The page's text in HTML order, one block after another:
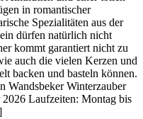
in romantischer
Spezialitäten aus der
dürfen natürlich nicht
kommt garantiert nicht zu
auch die vielen Kerzen und
backen und basteln können.
Winterzauber
Laufzeiten: Montag bis